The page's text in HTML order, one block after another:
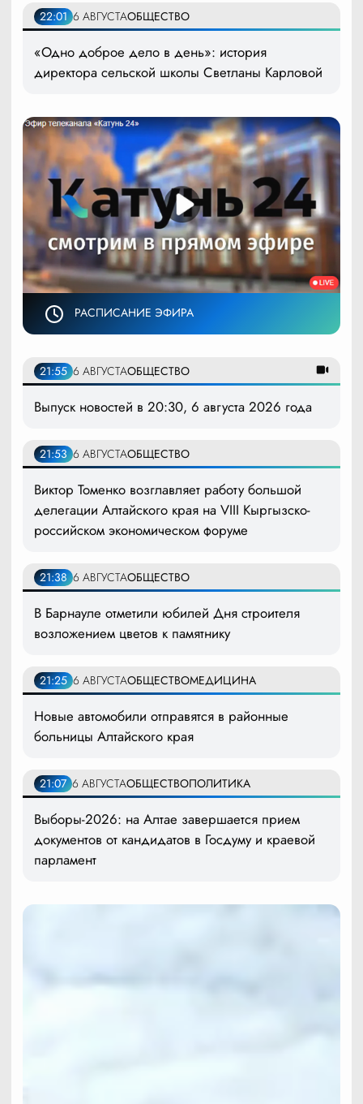
22:01 6 АВГУСТАОБЩЕСТВО
«Одно доброе дело в день»: история
директора сельской школы Светланы Карловой
РАСПИСАНИЕ ЭФИРА
21:55 6 АВГУСТАОБЩЕСТВО
Выпуск новостей в 20:30, 6 августа 2026 года
21:53 6 АВГУСТАОБЩЕСТВО
Виктор Томенко возглавляет работу большой
делегации Алтайского края на VIII Кыргызско-
российском экономическом форуме
21:38 6 АВГУСТАОБЩЕСТВО
В Барнауле отметили юбилей Дня строителя
возложением цветов к памятнику
21:25 6 АВГУСТАОБЩЕСТВОМЕДИЦИНА
Новые автомобили отправятся в районные
больницы Алтайского края
21:07 6 АВГУСТАОБЩЕСТВОПОЛИТИКА
Выборы-2026: на Алтае завершается прием
документов от кандидатов в Госдуму и краевой
парламент